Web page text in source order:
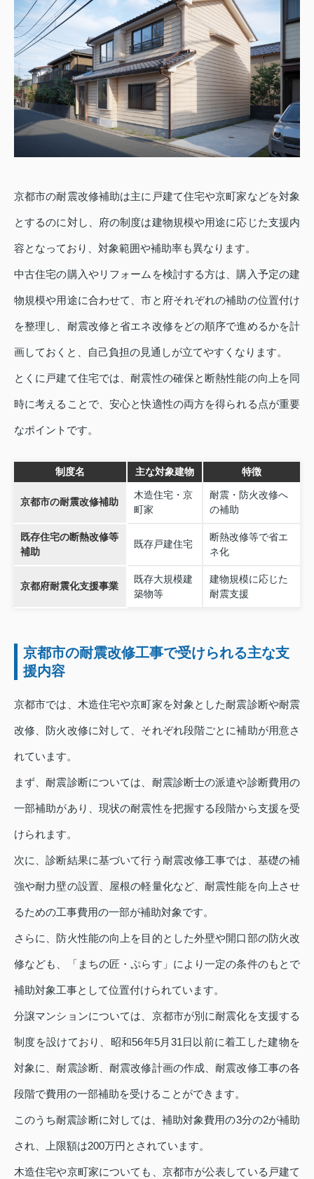
京都市の耐震改修補助は主に戸建て住宅や京町家などを対象
とするのに対し、府の制度は建物規模や用途に応じた支援内
容となっており、対象範囲や補助率も異なります。
中古住宅の購入やリフォームを検討する方は、購入予定の建
物規模や用途に合わせて、市と府それぞれの補助の位置付け
を整理し、耐震改修と省エネ改修をどの順序で進めるかを計
画しておくと、自己負担の見通しが立てやすくなります。
とくに戸建て住宅では、耐震性の確保と断熱性能の向上を同
時に考えることで、安心と快適性の両方を得られる点が重要
なポイントです。
制度名 主な対象建物 特徴
京都市の耐震改修補助
木造住宅・京
町家
耐震・防火改修へ
の補助
既存住宅の断熱改修等
補助
既存戸建住宅
断熱改修等で省エ
ネ化
京都府耐震化支援事業
既存大規模建
築物等
建物規模に応じた
耐震支援
京都市の耐震改修工事で受けられる主な支
援内容
京都市では、木造住宅や京町家を対象とした耐震診断や耐震
改修、防火改修に対して、それぞれ段階ごとに補助が用意さ
れています。
まず、耐震診断については、耐震診断士の派遣や診断費用の
一部補助があり、現状の耐震性を把握する段階から支援を受
けられます。
次に、診断結果に基づいて行う耐震改修工事では、基礎の補
強や耐力壁の設置、屋根の軽量化など、耐震性能を向上させ
るための工事費用の一部が補助対象です。
さらに、防火性能の向上を目的とした外壁や開口部の防火改
修なども、「まちの匠・ぷらす」により一定の条件のもとで
補助対象工事として位置付けられています。
分譲マンションについては、京都市が別に耐震化を支援する
制度を設けており、昭和56年5月31日以前に着工した建物を
対象に、耐震診断、耐震改修計画の作成、耐震改修工事の各
段階で費用の一部補助を受けることができます。
このうち耐震診断に対しては、補助対象費用の3分の2が補助
され、上限額は200万円とされています。
木造住宅や京町家についても、京都市が公表している戸建て